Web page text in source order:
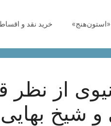
«استون‌هنج» خرید نقد و
از نظر
و شیخ بهایی